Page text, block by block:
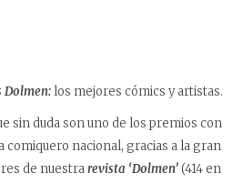
Dolmen:los mejores cómics y artistas.
sin duda son uno de los premios con
comiquero nacional, gracias a la gran
de nuestrarevista ‘Dolmen’(414 en